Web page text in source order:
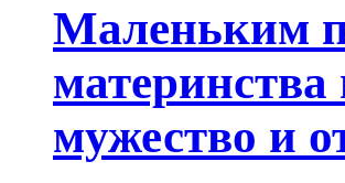
Маленьким
материнства
мужество и